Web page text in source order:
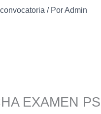
convocatoria/ PorAdmin
EXAMEN